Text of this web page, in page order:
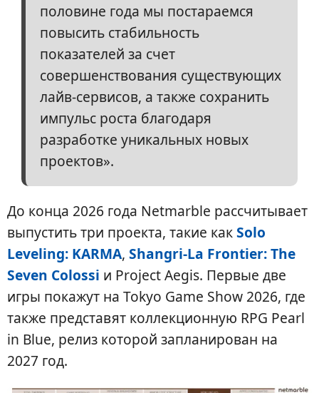
половине года мы постараемся
повысить стабильность
показателей за счет
совершенствования существующих
лайв-сервисов, а также сохранить
импульс роста благодаря
разработке уникальных новых
проектов».
До конца 2026 года Netmarble рассчитывает
выпустить три проекта, такие какSolo
Leveling: KARMA, Shangri-La Frontier: The
Seven Colossi и Project Aegis. Первые две
игры покажут на Tokyo Game Show 2026, где
также представят коллекционную RPG Pearl
in Blue, релиз которой запланирован на
2027 год.